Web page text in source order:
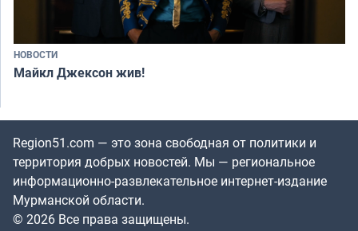
НОВОСТИ
Майкл Джексон жив!
Region51.com — это зона свободная от политики и
территория добрых новостей. Мы — региональное
информационно-развлекательное интернет-издание
Мурманской области.
© 2026 Все права защищены.